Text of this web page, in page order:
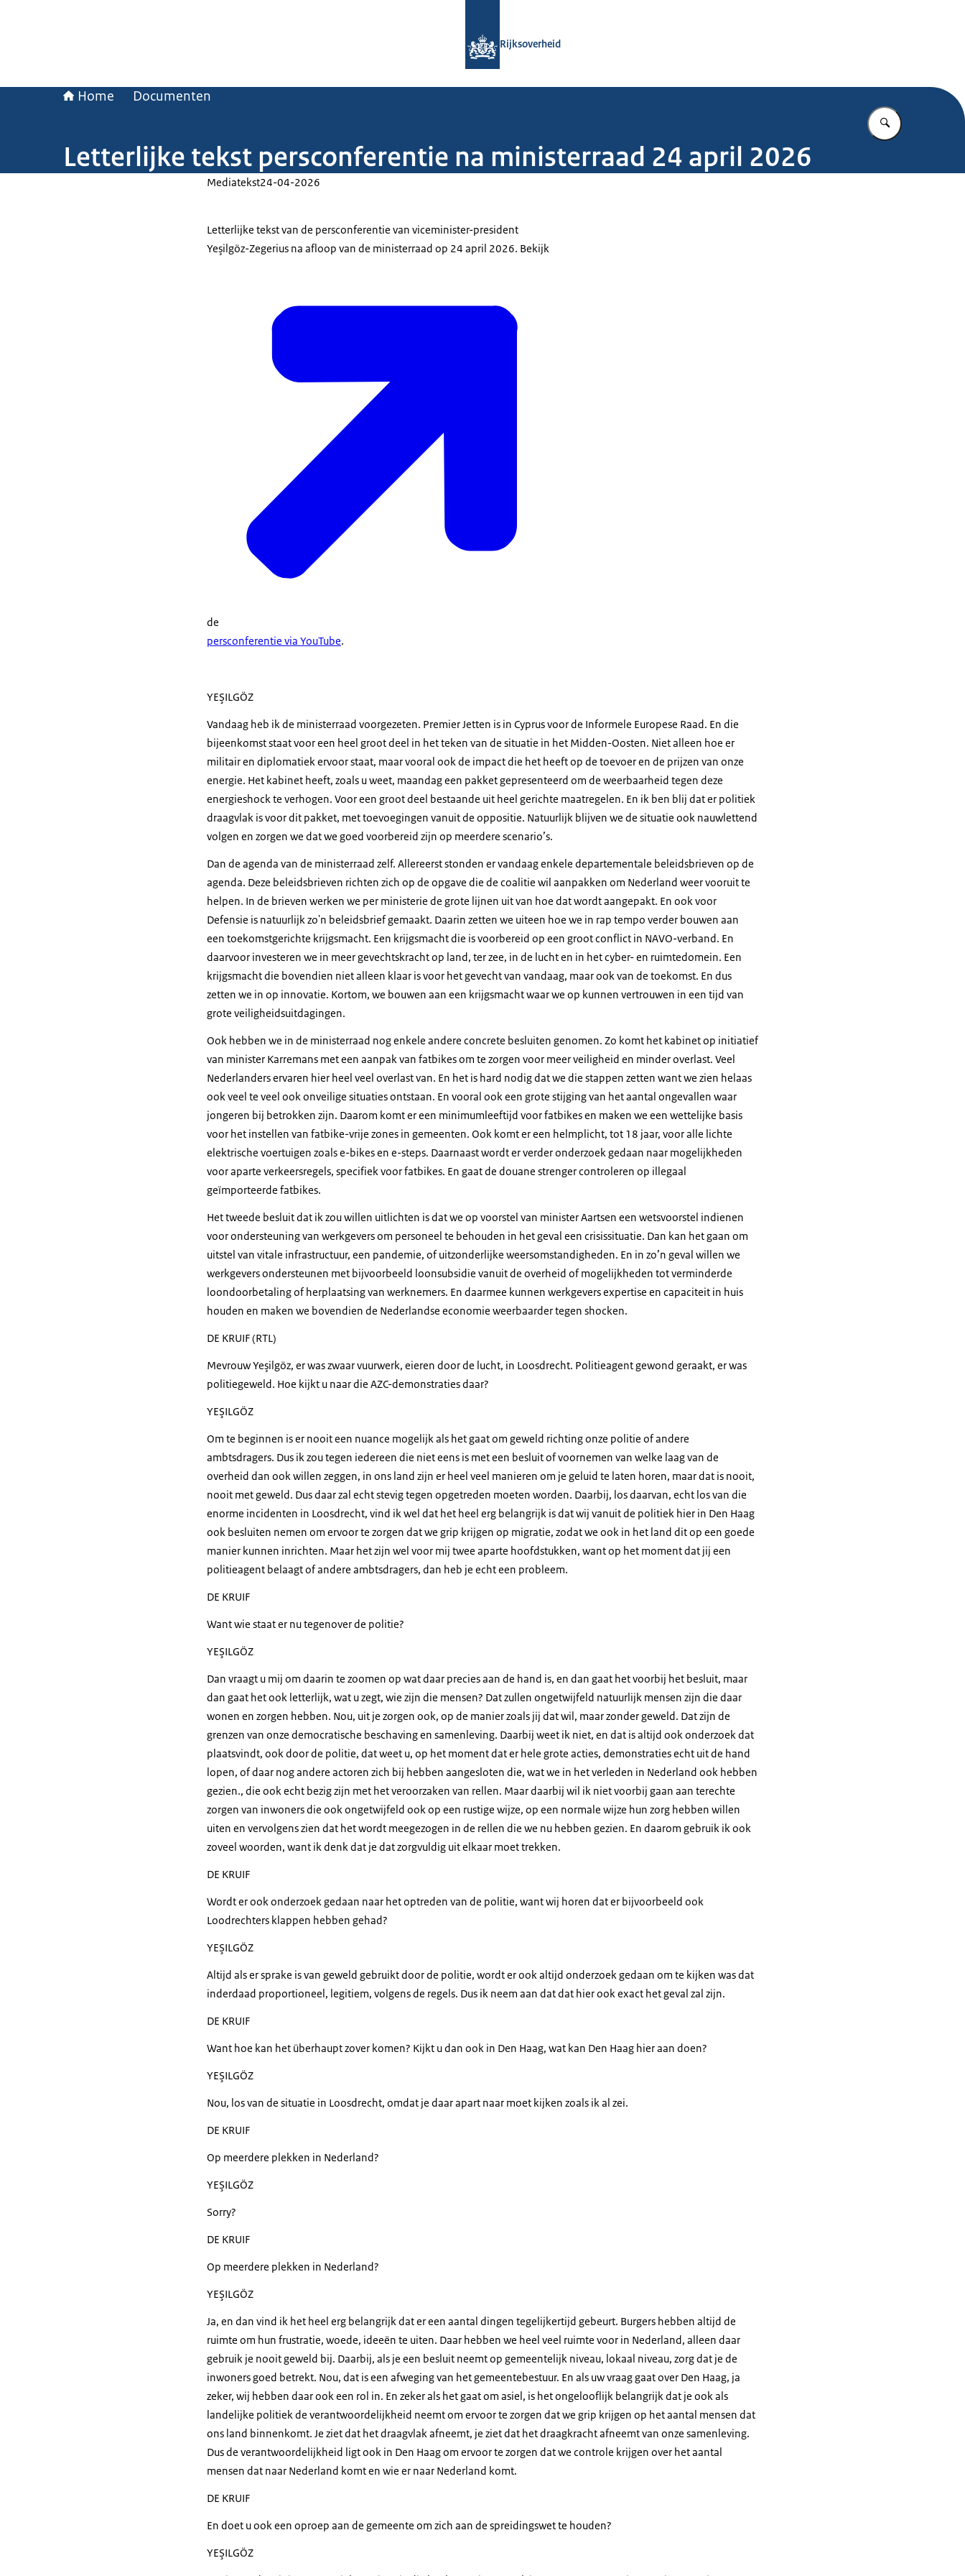
Rijksoverheid
Home Documenten
Vul in wat u
Letterlijke tekst persconferentie na ministerraad 24 april 2026
Mediatekst24-04-2026
Letterlijke tekst van de persconferentie van viceminister-president
Yeşilgöz-Zegerius na afloop van de ministerraad op 24 april 2026. Bekijk
de
persconferentie via YouTube.
YEŞILGÖZ
Vandaag heb ik de ministerraad voorgezeten. Premier Jetten is in Cyprus voor de Informele Europese Raad. En die
bijeenkomst staat voor een heel groot deel in het teken van de situatie in het Midden-Oosten. Niet alleen hoe er
militair en diplomatiek ervoor staat, maar vooral ook de impact die het heeft op de toevoer en de prijzen van onze
energie. Het kabinet heeft, zoals u weet, maandag een pakket gepresenteerd om de weerbaarheid tegen deze
energieshock te verhogen. Voor een groot deel bestaande uit heel gerichte maatregelen. En ik ben blij dat er politiek
draagvlak is voor dit pakket, met toevoegingen vanuit de oppositie. Natuurlijk blijven we de situatie ook nauwlettend
volgen en zorgen we dat we goed voorbereid zijn op meerdere scenario’s.
Dan de agenda van de ministerraad zelf. Allereerst stonden er vandaag enkele departementale beleidsbrieven op de
agenda. Deze beleidsbrieven richten zich op de opgave die de coalitie wil aanpakken om Nederland weer vooruit te
helpen. In de brieven werken we per ministerie de grote lijnen uit van hoe dat wordt aangepakt. En ook voor
Defensie is natuurlijk zo'n beleidsbrief gemaakt. Daarin zetten we uiteen hoe we in rap tempo verder bouwen aan
een toekomstgerichte krijgsmacht. Een krijgsmacht die is voorbereid op een groot conflict in NAVO-verband. En
daarvoor investeren we in meer gevechtskracht op land, ter zee, in de lucht en in het cyber- en ruimtedomein. Een
krijgsmacht die bovendien niet alleen klaar is voor het gevecht van vandaag, maar ook van de toekomst. En dus
zetten we in op innovatie. Kortom, we bouwen aan een krijgsmacht waar we op kunnen vertrouwen in een tijd van
grote veiligheidsuitdagingen.
Ook hebben we in de ministerraad nog enkele andere concrete besluiten genomen. Zo komt het kabinet op initiatief
van minister Karremans met een aanpak van fatbikes om te zorgen voor meer veiligheid en minder overlast. Veel
Nederlanders ervaren hier heel veel overlast van. En het is hard nodig dat we die stappen zetten want we zien helaas
ook veel te veel ook onveilige situaties ontstaan. En vooral ook een grote stijging van het aantal ongevallen waar
jongeren bij betrokken zijn. Daarom komt er een minimumleeftijd voor fatbikes en maken we een wettelijke basis
voor het instellen van fatbike-vrije zones in gemeenten. Ook komt er een helmplicht, tot 18 jaar, voor alle lichte
elektrische voertuigen zoals e-bikes en e-steps. Daarnaast wordt er verder onderzoek gedaan naar mogelijkheden
voor aparte verkeersregels, specifiek voor fatbikes. En gaat de douane strenger controleren op illegaal
geïmporteerde fatbikes.
Het tweede besluit dat ik zou willen uitlichten is dat we op voorstel van minister Aartsen een wetsvoorstel indienen
voor ondersteuning van werkgevers om personeel te behouden in het geval een crisissituatie. Dan kan het gaan om
uitstel van vitale infrastructuur, een pandemie, of uitzonderlijke weersomstandigheden. En in zo’n geval willen we
werkgevers ondersteunen met bijvoorbeeld loonsubsidie vanuit de overheid of mogelijkheden tot verminderde
loondoorbetaling of herplaatsing van werknemers. En daarmee kunnen werkgevers expertise en capaciteit in huis
houden en maken we bovendien de Nederlandse economie weerbaarder tegen shocken.
DE KRUIF (RTL)
Mevrouw Yeşilgöz, er was zwaar vuurwerk, eieren door de lucht, in Loosdrecht. Politieagent gewond geraakt, er was
politiegeweld. Hoe kijkt u naar die AZC-demonstraties daar?
YEŞILGÖZ
Om te beginnen is er nooit een nuance mogelijk als het gaat om geweld richting onze politie of andere
ambtsdragers. Dus ik zou tegen iedereen die niet eens is met een besluit of voornemen van welke laag van de
overheid dan ook willen zeggen, in ons land zijn er heel veel manieren om je geluid te laten horen, maar dat is nooit,
nooit met geweld. Dus daar zal echt stevig tegen opgetreden moeten worden. Daarbij, los daarvan, echt los van die
enorme incidenten in Loosdrecht, vind ik wel dat het heel erg belangrijk is dat wij vanuit de politiek hier in Den Haag
ook besluiten nemen om ervoor te zorgen dat we grip krijgen op migratie, zodat we ook in het land dit op een goede
manier kunnen inrichten. Maar het zijn wel voor mij twee aparte hoofdstukken, want op het moment dat jij een
politieagent belaagt of andere ambtsdragers, dan heb je echt een probleem.
DE KRUIF
Want wie staat er nu tegenover de politie?
YEŞILGÖZ
Dan vraagt u mij om daarin te zoomen op wat daar precies aan de hand is, en dan gaat het voorbij het besluit, maar
dan gaat het ook letterlijk, wat u zegt, wie zijn die mensen? Dat zullen ongetwijfeld natuurlijk mensen zijn die daar
wonen en zorgen hebben. Nou, uit je zorgen ook, op de manier zoals jij dat wil, maar zonder geweld. Dat zijn de
grenzen van onze democratische beschaving en samenleving. Daarbij weet ik niet, en dat is altijd ook onderzoek dat
plaatsvindt, ook door de politie, dat weet u, op het moment dat er hele grote acties, demonstraties echt uit de hand
lopen, of daar nog andere actoren zich bij hebben aangesloten die, wat we in het verleden in Nederland ook hebben
gezien., die ook echt bezig zijn met het veroorzaken van rellen. Maar daarbij wil ik niet voorbij gaan aan terechte
zorgen van inwoners die ook ongetwijfeld ook op een rustige wijze, op een normale wijze hun zorg hebben willen
uiten en vervolgens zien dat het wordt meegezogen in de rellen die we nu hebben gezien. En daarom gebruik ik ook
zoveel woorden, want ik denk dat je dat zorgvuldig uit elkaar moet trekken.
DE KRUIF
Wordt er ook onderzoek gedaan naar het optreden van de politie, want wij horen dat er bijvoorbeeld ook
Loodrechters klappen hebben gehad?
YEŞILGÖZ
Altijd als er sprake is van geweld gebruikt door de politie, wordt er ook altijd onderzoek gedaan om te kijken was dat
inderdaad proportioneel, legitiem, volgens de regels. Dus ik neem aan dat dat hier ook exact het geval zal zijn.
DE KRUIF
Want hoe kan het überhaupt zover komen? Kijkt u dan ook in Den Haag, wat kan Den Haag hier aan doen?
YEŞILGÖZ
Nou, los van de situatie in Loosdrecht, omdat je daar apart naar moet kijken zoals ik al zei.
DE KRUIF
Op meerdere plekken in Nederland?
YEŞILGÖZ
Sorry?
DE KRUIF
Op meerdere plekken in Nederland?
YEŞILGÖZ
Ja, en dan vind ik het heel erg belangrijk dat er een aantal dingen tegelijkertijd gebeurt. Burgers hebben altijd de
ruimte om hun frustratie, woede, ideeën te uiten. Daar hebben we heel veel ruimte voor in Nederland, alleen daar
gebruik je nooit geweld bij. Daarbij, als je een besluit neemt op gemeentelijk niveau, lokaal niveau, zorg dat je de
inwoners goed betrekt. Nou, dat is een afweging van het gemeentebestuur. En als uw vraag gaat over Den Haag, ja
zeker, wij hebben daar ook een rol in. En zeker als het gaat om asiel, is het ongelooflijk belangrijk dat je ook als
landelijke politiek de verantwoordelijkheid neemt om ervoor te zorgen dat we grip krijgen op het aantal mensen dat
ons land binnenkomt. Je ziet dat het draagvlak afneemt, je ziet dat het draagkracht afneemt van onze samenleving.
Dus de verantwoordelijkheid ligt ook in Den Haag om ervoor te zorgen dat we controle krijgen over het aantal
mensen dat naar Nederland komt en wie er naar Nederland komt.
DE KRUIF
En doet u ook een oproep aan de gemeente om zich aan de spreidingswet te houden?
YEŞILGÖZ